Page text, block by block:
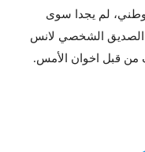
لم يجدا سوى
الصديق الشخصي لانس
من قبل اخوان الأمس.